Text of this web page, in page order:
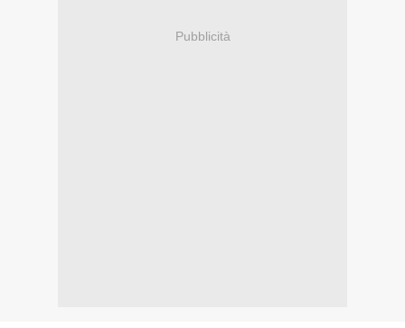
Pubblicità